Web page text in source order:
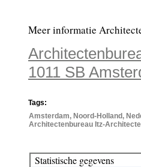
Meer informatie
1011 SB
Tags:
Amsterdam, Noord-Holland,
Architectenbureau Itz-
Statistische gegevens